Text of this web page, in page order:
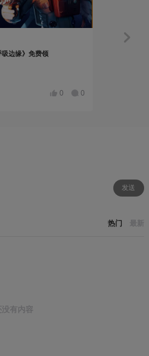
边缘》免费领
0 0
入驻播客
发送
热门 最新
没有内容